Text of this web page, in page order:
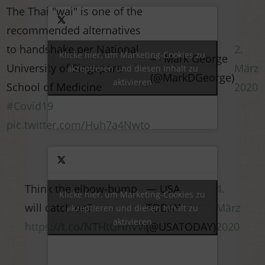
The Thai "wai" is one of the
recommended alternatives
to handshake per National
University of Singapore
School of Medicine
#Covid19
pic.twitter.com/Huh7a4Nwto
— Mark George
(@MarkDGeorge)
2.
März
2020
Klicke hier, um Marketing-Cookies zu
akzeptieren und diesen Inhalt zu
aktivieren
Think the elbow-bump
will catch on?
https://t.co/NTHtGHnVvi
— USA
TODAY
(@USATODAY)
4.
März
2020
Klicke hier, um Marketing-Cookies zu
akzeptieren und diesen Inhalt zu
aktivieren